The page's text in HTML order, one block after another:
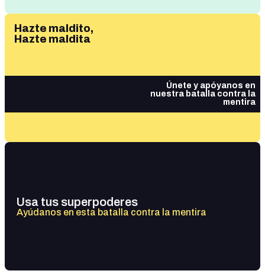
Hazte maldito,
Hazte maldita
Únete y apóyanos en
nuestra batalla contra la
mentira
Usa tus superpoderes
Ayúdanos en esta batalla contra la mentira